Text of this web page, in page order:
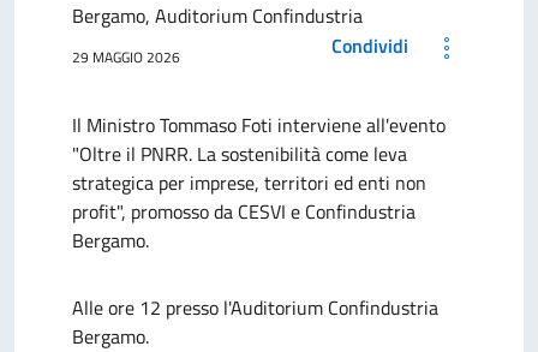
Bergamo, Auditorium Confindustria
29 MAGGIO 2026 Condividi
Il Ministro Tommaso Foti interviene all'evento
"Oltre il PNRR. La sostenibilità come leva
strategica per imprese, territori ed enti non
profit", promosso da CESVI e Confindustria
Bergamo.
Alle ore 12 presso l'Auditorium Confindustria
Bergamo.